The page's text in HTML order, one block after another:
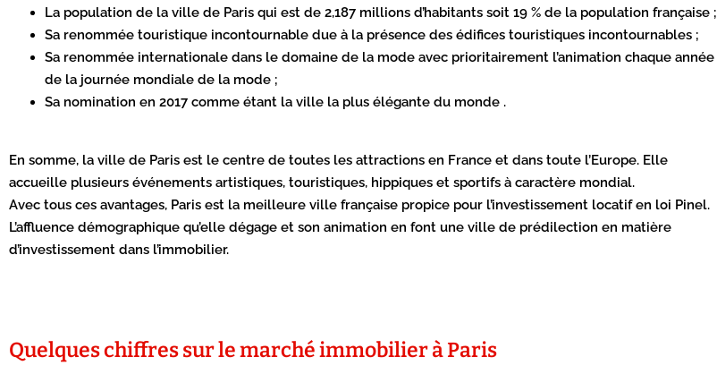
La population de la ville de Paris qui est de 2,187 millions d’habitants soit 19 % de la population française ;
Sa renommée touristique incontournable due à la présence des édifices touristiques incontournables ;
Sa renommée internationale dans le domaine de la mode avec prioritairement l’animation chaque année
de la journée mondiale de la mode ;
Sa nomination en 2017 comme étant la ville la plus élégante du monde .
En somme, la ville de Paris est le centre de toutes les attractions en France et dans toute l’Europe. Elle
accueille plusieurs événements artistiques, touristiques, hippiques et sportifs à caractère mondial.
Avec tous ces avantages, Paris est la meilleure ville française propice pour l’investissement locatif en loi Pinel.
L’affluence démographique qu’elle dégage et son animation en font une ville de prédilection en matière
d’investissement dans l’immobilier.
Quelques chiffres sur le marché immobilier à Paris